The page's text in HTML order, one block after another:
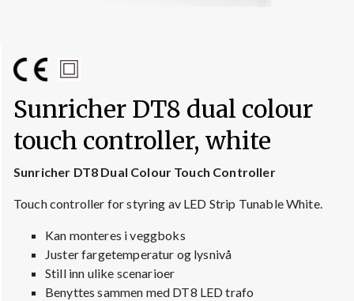
Sunricher DT8 dual colour
touch controller, white
Sunricher DT8 Dual Colour Touch Controller
Touch controller for styring av LED Strip Tunable White.
Kan monteres i veggboks
Juster fargetemperatur og lysnivå
Still inn ulike scenarioer
Benyttes sammen med DT8 LED trafo